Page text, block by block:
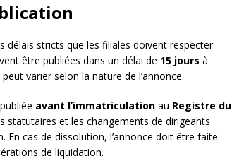
délais stricts que les filiales doivent respecter
être publiées dans un délai de 15 jours à
varier selon la nature de l’annonce.
avant l’immatriculation au Registre du
statutaires et les changements de dirigeants
cas de dissolution, l’annonce doit être faite
de liquidation.